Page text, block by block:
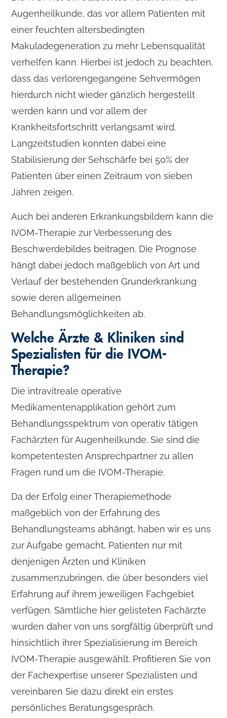
Augenheilkunde, das vor allem Patienten mit
einer feuchten altersbedingten
Makuladegeneration zu mehr Lebensqualität
verhelfen kann. Hierbei ist jedoch zu beachten,
dass das verlorengegangene Sehvermögen
hierdurch nicht wieder gänzlich hergestellt
werden kann und vor allem der
Krankheitsfortschritt verlangsamt wird.
Langzeitstudien konnten dabei eine
Stabilisierung der Sehschärfe bei 50% der
Patienten über einen Zeitraum von sieben
Jahren zeigen.
Auch bei anderen Erkrankungsbildern kann die
IVOM-Therapie zur Verbesserung des
Beschwerdebildes beitragen. Die Prognose
hängt dabei jedoch maßgeblich von Art und
Verlauf der bestehenden Grunderkrankung
sowie deren allgemeinen
Behandlungsmöglichkeiten ab.
Welche Ärzte & Kliniken sind
Spezialisten für die IVOM-
Therapie?
Die intravitreale operative
Medikamentenapplikation gehört zum
Behandlungsspektrum von operativ tätigen
Fachärzten für Augenheilkunde. Sie sind die
kompetentesten Ansprechpartner zu allen
Fragen rund um die IVOM-Therapie.
Da der Erfolg einer Therapiemethode
maßgeblich von der Erfahrung des
Behandlungsteams abhängt, haben wir es uns
zur Aufgabe gemacht, Patienten nur mit
denjenigen Ärzten und Kliniken
zusammenzubringen, die über besonders viel
Erfahrung auf ihrem jeweiligen Fachgebiet
verfügen. Sämtliche hier gelisteten Fachärzte
wurden daher von uns sorgfältig überprüft und
hinsichtlich ihrer Spezialisierung im Bereich
IVOM-Therapie ausgewählt. Profitieren Sie von
der Fachexpertise unserer Spezialisten und
vereinbaren Sie dazu direkt ein erstes
persönliches Beratungsgespräch.